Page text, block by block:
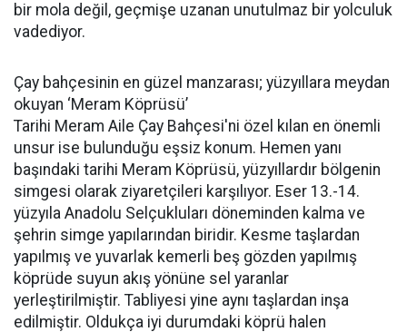
bir mola değil, geçmişe uzanan unutulmaz bir yolculuk
vadediyor.
Çay bahçesinin en güzel manzarası; yüzyıllara meydan
okuyan ‘Meram Köprüsü’
Tarihi Meram Aile Çay Bahçesi'ni özel kılan en önemli
unsur ise bulunduğu eşsiz konum. Hemen yanı
başındaki tarihi Meram Köprüsü, yüzyıllardır bölgenin
simgesi olarak ziyaretçileri karşılıyor. Eser 13.-14.
yüzyıla Anadolu Selçukluları döneminden kalma ve
şehrin simge yapılarından biridir. Kesme taşlardan
yapılmış ve yuvarlak kemerli beş gözden yapılmış
köprüde suyun akış yönüne sel yaranlar
yerleştirilmiştir. Tabliyesi yine aynı taşlardan inşa
edilmiştir. Oldukça iyi durumdaki köprü halen